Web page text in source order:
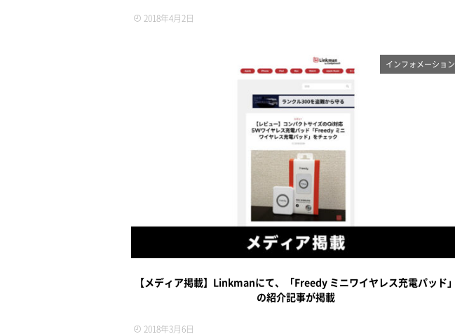
2018年4月2日
インフォメーション
【メディア掲載】Linkmanにて、「Freedy ミニワイヤレス充電パッド」
の紹介記事が掲載
2018年3月6日